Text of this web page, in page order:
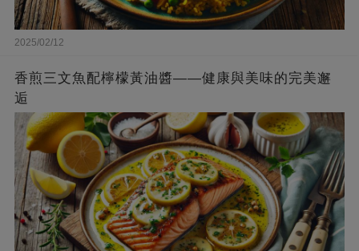
2025/02/12
香煎三文魚配檸檬黃油醬——健康與美味的完美邂
逅